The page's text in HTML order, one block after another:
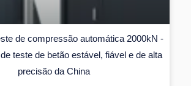
de compressão automática 2000kN -
teste de betão estável, fiável e de alta
precisão da China